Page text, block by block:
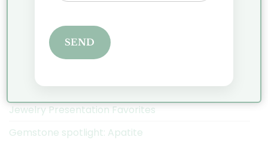
Christmas Market Historic Garden Aalsmeer 2025
jewelry
Jewelry Presentation Favorites
Gemstone spotlight: Apatite
SEND